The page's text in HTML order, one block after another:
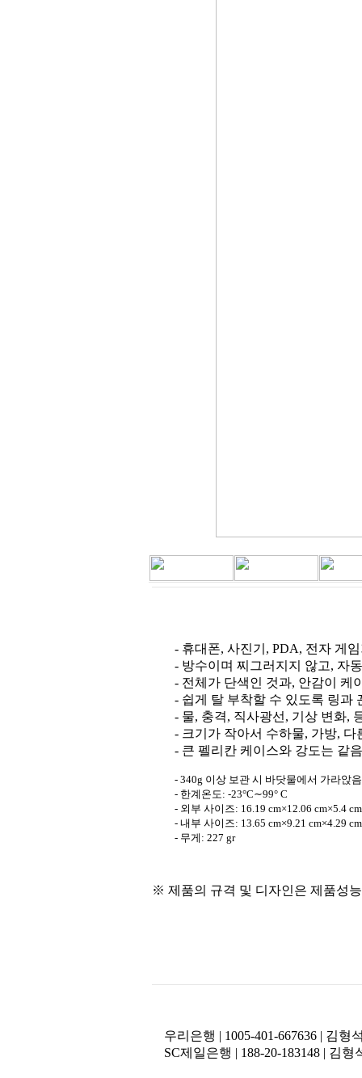
- 휴대폰, 사진기, PDA, 전자 게
- 방수이며 찌그러지지 않고, 자
- 전체가 단색인 것과, 안감이 케
- 쉽게 탈 부착할 수 있도록 링과
- 물, 충격, 직사광선, 기상 변화,
- 크기가 작아서 수하물, 가방,
- 큰 펠리칸 케이스와 강도는 같
- 340g 이상 보관 시 바닷물에서 가라앉
- 한계온도: -23°C∼99° C
- 외부 사이즈: 16.19 cm×12.06 cm×5.4 cm
- 내부 사이즈: 13.65 cm×9.21 cm×4.29 cm
- 무게: 227 gr
※ 제품의 규격 및 디자인은 제품성
우리은행 | 1005-401-667636 | 김형
SC제일은행 | 188-20-183148 | 김형